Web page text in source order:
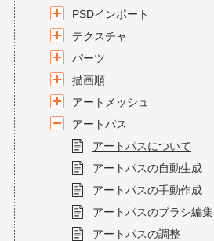
PSDインポート
テクスチャ
パーツ
描画順
アートメッシュ
アートパス
アートパスについて
アートパスの自動生成
アートパスの手動作成
アートパスのブラシ編集
アートパスの調整